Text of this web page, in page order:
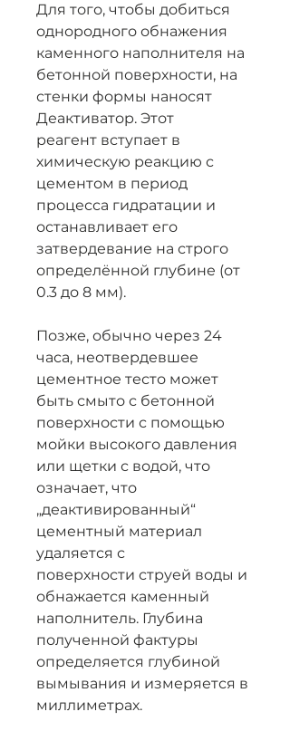
Для того, чтобы добиться
однородного обнажения
каменного наполнителя на
бетонной поверхности, на
стенки формы наносят
Деактиватор. Этот
реагент вступает в
химическую реакцию с
цементом в период
процесса гидратации и
останавливает его
затвердевание на строго
определённой глубине (от
0.3 до 8 мм).
Позже, обычно через 24
часа, неотвердевшее
цементное тесто может
быть смыто с бетонной
поверхности с помощью
мойки высокого давления
или щетки с водой, что
означает, что
„деактивированный“
цементный материал
удаляется с
поверхности струей воды и
обнажается каменный
наполнитель. Глубина
полученной фактуры
определяется глубиной
вымывания и измеряется в
миллиметрах.